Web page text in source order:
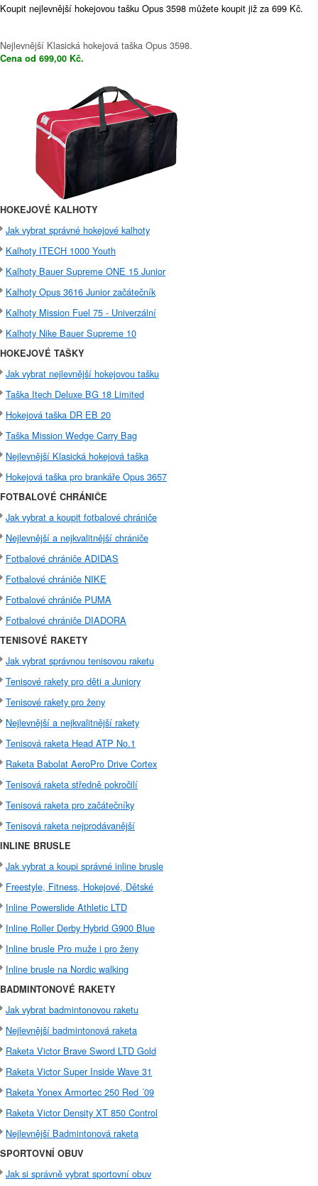
Koupit nejlevnější hokejovou tašku Opus 3598 můžete koupit již za 699 Kč.
Nejlevnější Klasická hokejová taška Opus 3598.
Cena od 699,00 Kč.
HOKEJOVÉ KALHOTY
Jak vybrat správné hokejové kalhoty
Kalhoty ITECH 1000 Youth
Kalhoty Bauer Supreme ONE 15 Junior
Kalhoty Opus 3616 Junior začátečník
Kalhoty Mission Fuel 75 - Univerzální
Kalhoty Nike Bauer Supreme 10
HOKEJOVÉ TAŠKY
Jak vybrat nejlevnější hokejovou tašku
Taška Itech Deluxe BG 18 Limited
Hokejová taška DR EB 20
Taška Mission Wedge Carry Bag
Nejlevnější Klasická hokejová taška
Hokejová taška pro brankáře Opus 3657
FOTBALOVÉ CHRÁNIČE
Jak vybrat a koupit fotbalové chrániče
Nejlevnější a nejkvalitnější chrániče
Fotbalové chrániče ADIDAS
Fotbalové chrániče NIKE
Fotbalové chrániče PUMA
Fotbalové chrániče DIADORA
TENISOVÉ RAKETY
Jak vybrat správnou tenisovou raketu
Tenisové rakety pro děti a Juniory
Tenisové rakety pro ženy
Nejlevnější a nejkvalitnější rakety
Tenisová raketa Head ATP No.1
Raketa Babolat AeroPro Drive Cortex
Tenisová raketa středně pokročilí
Tenisová raketa pro začátečníky
Tenisová raketa nejprodávanější
INLINE BRUSLE
Jak vybrat a koupi správné inline brusle
Freestyle, Fitness, Hokejové, Dětské
Inline Powerslide Athletic LTD
Inline Roller Derby Hybrid G900 Blue
Inline brusle Pro muže i pro ženy
Inline brusle na Nordic walking
BADMINTONOVÉ RAKETY
Jak vybrat badmintonovou raketu
Nejlevnější badmintonová raketa
Raketa Victor Brave Sword LTD Gold
Raketa Victor Super Inside Wave 31
Raketa Yonex Armortec 250 Red ´09
Raketa Victor Density XT 850 Control
Nejlevnější Badmintonová raketa
SPORTOVNÍ OBUV
Jak si správně vybrat sportovní obuv